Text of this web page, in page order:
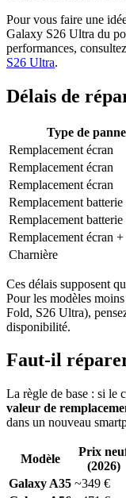
Pour vous faire une
Galaxy S26 Ultra du
performances,
S26 Ultra.
Délais de
Type de panne
Remplacement écran
Remplacement écran
Remplacement écran
Remplacement batterie
Remplacement batterie
Remplacement écran
Charnière
Ces délais supposent
Pour les modèles
Fold, S26 Ultra),
disponibilité.
Faut-il
La règle de base : si le
valeur de
dans un nouveau
Modèle
Prix
(2026)
Galaxy A35 ~349 €